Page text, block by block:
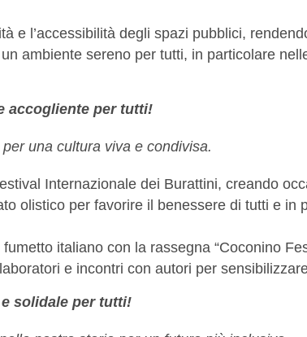
e l’accessibilità degli spazi pubblici,
ambiente sereno per tutti, in particolare
accogliente per tutti!
una cultura viva e condivisa.
Internazionale dei Burattini, creando
olistico per favorire il benessere di tutti e
italiano con la rassegna “Coconino
e incontri con autori per
solidale per tutti!